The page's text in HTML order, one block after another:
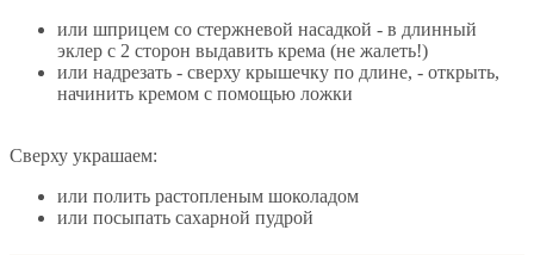
или шприцем со стержневой насадкой - в длинный
эклер с 2 сторон выдавить крема (не жалеть!)
или надрезать - сверху крышечку по длине, - открыть,
начинить кремом с помощью ложки
Сверху украшаем:
или полить растопленым шоколадом
или посыпать сахарной пудрой